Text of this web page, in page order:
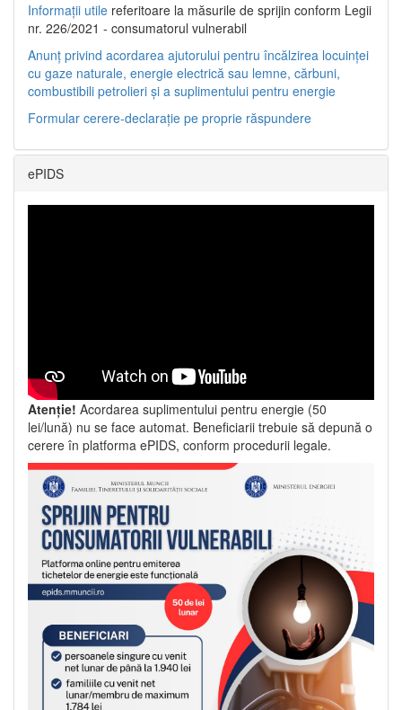
Informații utile referitoare la măsurile de sprijin conform Legii
nr. 226/2021 - consumatorul vulnerabil
Anunț privind acordarea ajutorului pentru încălzirea locuinței
cu gaze naturale, energie electrică sau lemne, cărbuni,
combustibili petrolieri și a suplimentului pentru energie
Formular cerere-declarație pe proprie răspundere
ePIDS
Atenție! Acordarea suplimentului pentru energie (50
lei/lună) nu se face automat. Beneficiarii trebuie să depună o
cerere în platforma ePIDS, conform procedurii legale.